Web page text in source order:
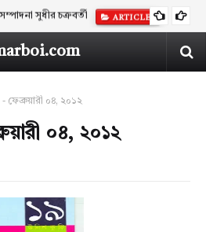
সুধীর চক্রবর্তী ARTICLES
ফেব্রুয়ারী ০৪, ২০১২
০৪, ২০১২